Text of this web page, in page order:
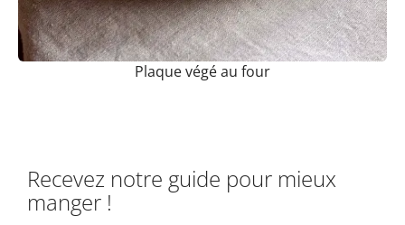
Plaque végé au four
Recevez notre guide pour mieux
manger !